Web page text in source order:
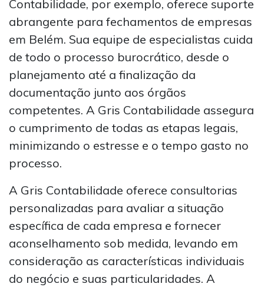
Contabilidade, por exemplo, oferece suporte
abrangente para fechamentos de empresas
em Belém. Sua equipe de especialistas cuida
de todo o processo burocrático, desde o
planejamento até a finalização da
documentação junto aos órgãos
competentes. A Gris Contabilidade assegura
o cumprimento de todas as etapas legais,
minimizando o estresse e o tempo gasto no
processo.
A Gris Contabilidade oferece consultorias
personalizadas para avaliar a situação
específica de cada empresa e fornecer
aconselhamento sob medida, levando em
consideração as características individuais
do negócio e suas particularidades. A